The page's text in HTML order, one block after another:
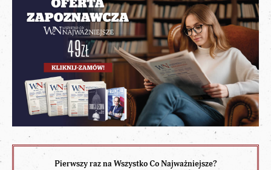
Pierwszy raz na Wszystko Co Najważniejsze?